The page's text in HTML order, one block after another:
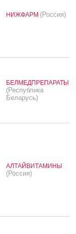
НИЖФАРМ (Россия)
БЕЛМЕДПРЕПАРАТЫ
(Республика
Беларусь)
АЛТАЙВИТАМИНЫ
(Россия)